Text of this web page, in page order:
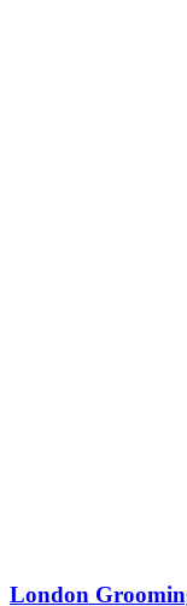
London